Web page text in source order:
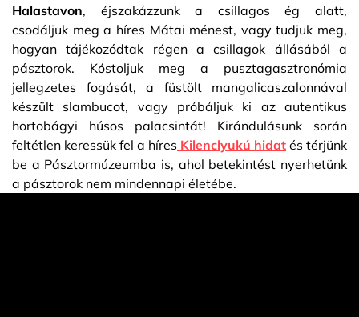
Halastavon, éjszakázzunk a csillagos ég alatt,
csodáljuk meg a híres Mátai ménest, vagy tudjuk meg,
hogyan tájékozódtak régen a csillagok állásából a
pásztorok. Kóstoljuk meg a pusztagasztronómia
jellegzetes fogását, a füstölt mangalicaszalonnával
készült slambucot, vagy próbáljuk ki az autentikus
hortobágyi húsos palacsintát! Kirándulásunk során
feltétlen keressük fel a híres Kilenclyukú hidat és térjünk
be a Pásztormúzeumba is, ahol betekintést nyerhetünk
a pásztorok nem mindennapi életébe.